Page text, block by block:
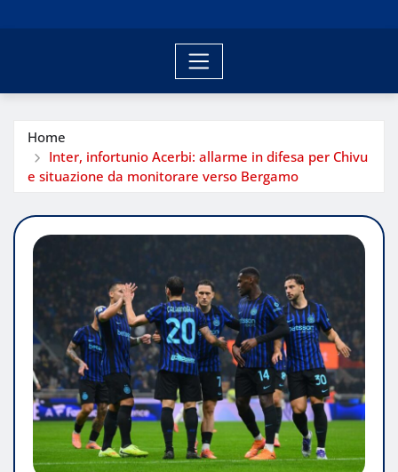
Home
Inter, infortunio Acerbi: allarme in difesa per Chivu
e situazione da monitorare verso Bergamo